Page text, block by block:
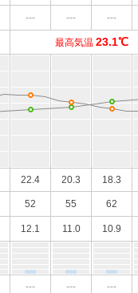
--- --- ---
最高気温 23.1℃
22.4 20.3 18.3
52 55 62
12.1 11.0 10.9
--- --- ---